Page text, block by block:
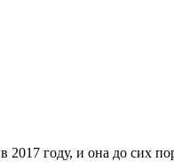
году, и она до сих